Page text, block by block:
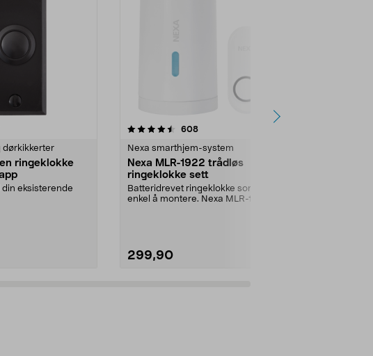
dørkikkerter
ringeklokke
eksisterende
av 5 stjerner 608anmeldelser
Nexa smarthjem-system
Nexa MLR-1922 trådløs
ringeklokke sett
Batteridrevet ringeklokke som er
enkel å montere. Nexa MLR-1922
299,90
0.0 av 5 stjerner